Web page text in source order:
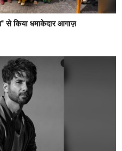
से किया धमाकेदार आगाज़